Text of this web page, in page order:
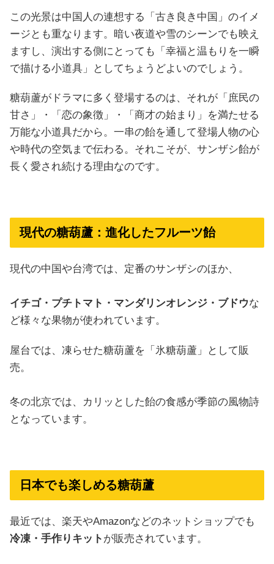
この光景は中国人の連想する「古き良き中国」のイメ
ージとも重なります。暗い夜道や雪のシーンでも映え
ますし、演出する側にとっても「幸福と温もりを一瞬
で描ける小道具」としてちょうどよいのでしょう。
糖葫蘆がドラマに多く登場するのは、それが「庶民の
甘さ」・「恋の象徴」・「商才の始まり」を満たせる
万能な小道具だから。一串の飴を通して登場人物の心
や時代の空気まで伝わる。それこそが、サンザシ飴が
長く愛され続ける理由なのです。
現代の糖葫蘆：進化したフルーツ飴
現代の中国や台湾では、定番のサンザシのほか、
イチゴ・プチトマト・マンダリンオレンジ・ブドウな
ど様々な果物が使われています。
屋台では、凍らせた糖葫蘆を「氷糖葫蘆」として販
売。
冬の北京では、カリッとした飴の食感が季節の風物詩
となっています。
日本でも楽しめる糖葫蘆
最近では、楽天やAmazonなどのネットショップでも
冷凍・手作りキット が販売されています。